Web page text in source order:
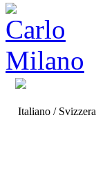
Italiano / Svizzera